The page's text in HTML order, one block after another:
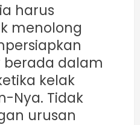
harus
menolong
dalam
kelak
Nya. Tidak
urusan